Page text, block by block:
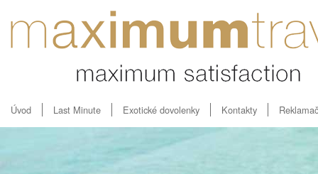
Úvod Last Minute Exotické dovolenky Kontakty